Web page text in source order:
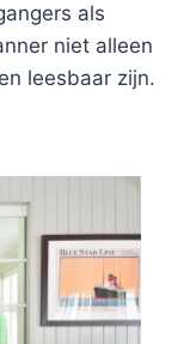
als
niet alleen
leesbaar zijn.